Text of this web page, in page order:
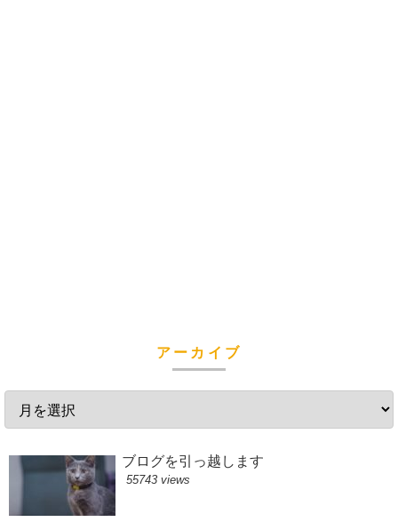
アーカイブ
ブログを引っ越します
55743 views